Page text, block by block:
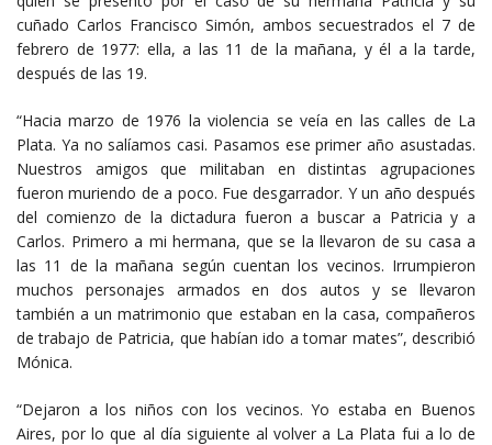
cuñado Carlos Francisco Simón, ambos secuestrados el 7 de
febrero de 1977: ella, a las 11 de la mañana, y él a la tarde,
después de las 19.
“Hacia marzo de 1976 la violencia se veía en las calles de La
Plata. Ya no salíamos casi. Pasamos ese primer año asustadas.
Nuestros amigos que militaban en distintas agrupaciones
fueron muriendo de a poco. Fue desgarrador. Y un año después
del comienzo de la dictadura fueron a buscar a Patricia y a
Carlos. Primero a mi hermana, que se la llevaron de su casa a
las 11 de la mañana según cuentan los vecinos. Irrumpieron
muchos personajes armados en dos autos y se llevaron
también a un matrimonio que estaban en la casa, compañeros
de trabajo de Patricia, que habían ido a tomar mates”, describió
Mónica.
“Dejaron a los niños con los vecinos. Yo estaba en Buenos
Aires, por lo que al día siguiente al volver a La Plata fui a lo de